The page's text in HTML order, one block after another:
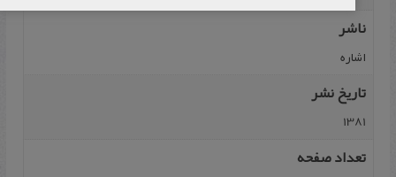
ناشر
اشاره‌
تاریخ نشر
1381
تعداد صفحه